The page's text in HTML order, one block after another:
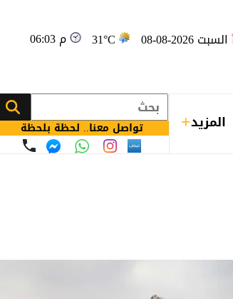
السبت 2026-08-08 31°C 06:03 م
المزيد تواصل معنا.. لحظة بلحظة